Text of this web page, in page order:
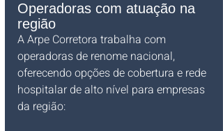
Operadoras com atuação na
região
A Arpe Corretora trabalha com
operadoras de renome nacional,
oferecendo opções de cobertura e rede
hospitalar de alto nível para empresas
da região: